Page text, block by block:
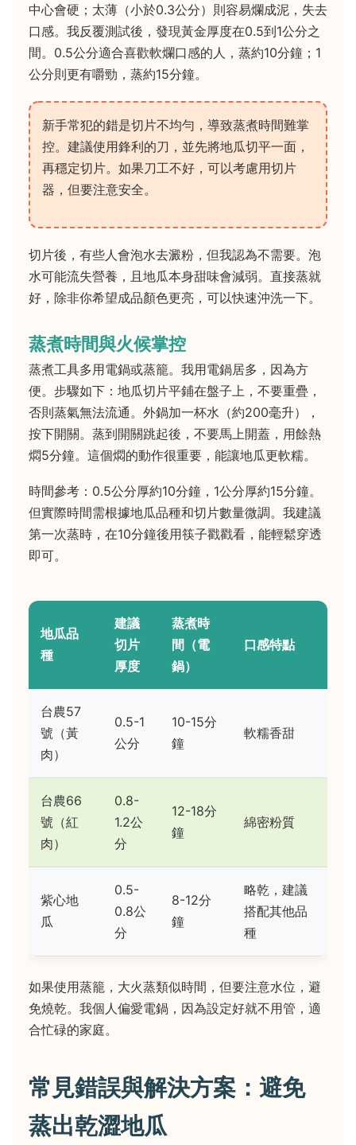
中心會硬；太薄（小於0.3公分）則容易爛成泥，失去
口感。我反覆測試後，發現黃金厚度在0.5到1公分之
間。0.5公分適合喜歡軟爛口感的人，蒸約10分鐘；1
公分則更有嚼勁，蒸約15分鐘。
新手常犯的錯是切片不均勻，導致蒸煮時間難掌
控。建議使用鋒利的刀，並先將地瓜切平一面，
再穩定切片。如果刀工不好，可以考慮用切片
器，但要注意安全。
切片後，有些人會泡水去澱粉，但我認為不需要。泡
水可能流失營養，且地瓜本身甜味會減弱。直接蒸就
好，除非你希望成品顏色更亮，可以快速沖洗一下。
蒸煮時間與火候掌控
蒸煮工具多用電鍋或蒸籠。我用電鍋居多，因為方
便。步驟如下：地瓜切片平鋪在盤子上，不要重疊，
否則蒸氣無法流通。外鍋加一杯水（約200毫升），
按下開關。蒸到開關跳起後，不要馬上開蓋，用餘熱
燜5分鐘。這個燜的動作很重要，能讓地瓜更軟糯。
時間參考：0.5公分厚約10分鐘，1公分厚約15分鐘。
但實際時間需根據地瓜品種和切片數量微調。我建議
第一次蒸時，在10分鐘後用筷子戳戳看，能輕鬆穿透
即可。
地瓜品
種
建議
切片
厚度
蒸煮時
間（電
鍋）
口感特點
台農57
號（黃
肉）
0.5-1
公分
10-15分
鐘
軟糯香甜
台農66
號（紅
肉）
0.8-
1.2公
分
12-18分
鐘
綿密粉質
紫心地
瓜
0.5-
0.8公
分
8-12分
鐘
略乾，建議
搭配其他品
種
如果使用蒸籠，大火蒸類似時間，但要注意水位，避
免燒乾。我個人偏愛電鍋，因為設定好就不用管，適
合忙碌的家庭。
常見錯誤與解決方案：避免
蒸出乾澀地瓜